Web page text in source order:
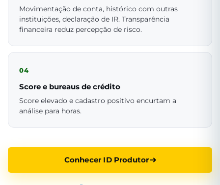
Movimentação de conta, histórico com outras
instituições, declaração de IR. Transparência
financeira reduz percepção de risco.
04
Score e bureaus de crédito
Score elevado e cadastro positivo encurtam a
análise para horas.
Conhecer ID Produtor